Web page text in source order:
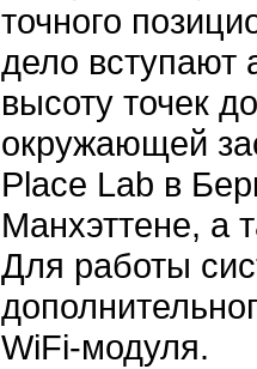
точного
дело вступают
высоту точек
окружающей
Place Lab в
Манхэттене, а
Для работы
WiFi-модуля.